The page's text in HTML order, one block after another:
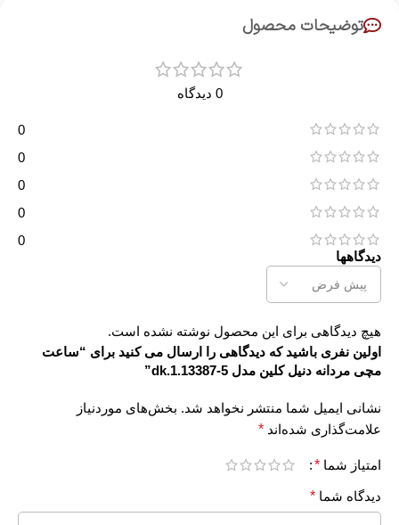
توضیحات محصول
0 دیدگاه
0
0
0
0
0
دیدگاهها
هیچ دیدگاهی برای این محصول نوشته نشده است.
اولین نفری باشید که دیدگاهی را ارسال می کنید برای “ساعت
مچی مردانه دنیل کلین مدل dk.1.13387-5”
نشانی ایمیل شما منتشر نخواهد شد. بخش‌های موردنیاز
علامت‌گذاری شده‌اند *
امتیاز شما *
دیدگاه شما *